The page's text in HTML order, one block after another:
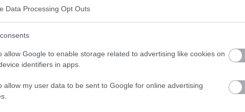
Data Processing Opt Outs
allow Google to enable storage related to advertising like cookies on
identifiers in apps.
allow my user data to be sent to Google for online advertising